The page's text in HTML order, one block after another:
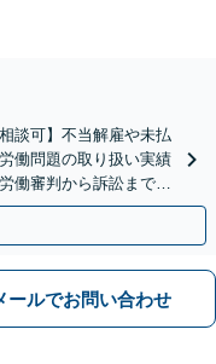
談可】不当解雇や未払
働問題の取り扱い実績
働審判から訴訟まで、
ールでお問い合わせ